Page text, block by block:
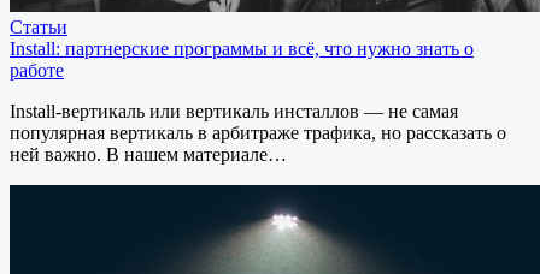
Статьи
Install: партнерские программы и всё, что нужно знать о
работе
Install-вертикаль или вертикаль инсталлов — не самая
популярная вертикаль в арбитраже трафика, но рассказать о
ней важно. В нашем материале…